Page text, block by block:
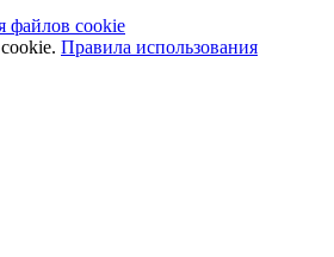
файлов cookie
Правила использования